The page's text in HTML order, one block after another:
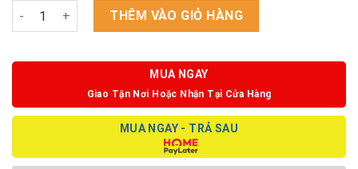
KÍNH MÁT EXFASH_EF70911_C30 số lượng
THÊM VÀO GIỎ HÀNG
MUA NGAY
Giao Tận Nơi Hoặc Nhận Tại Cửa Hàng
MUA NGAY - TRẢ SAU